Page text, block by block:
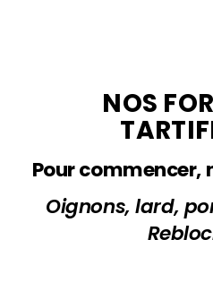
NOS
Pour
Oignons, lard,